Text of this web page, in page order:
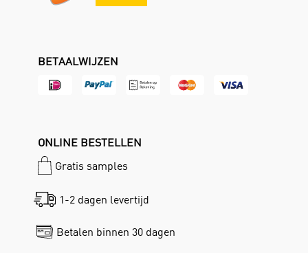
BETAALWIJZEN
ONLINE BESTELLEN
Gratis samples
1-2 dagen levertijd
Betalen binnen 30 dagen